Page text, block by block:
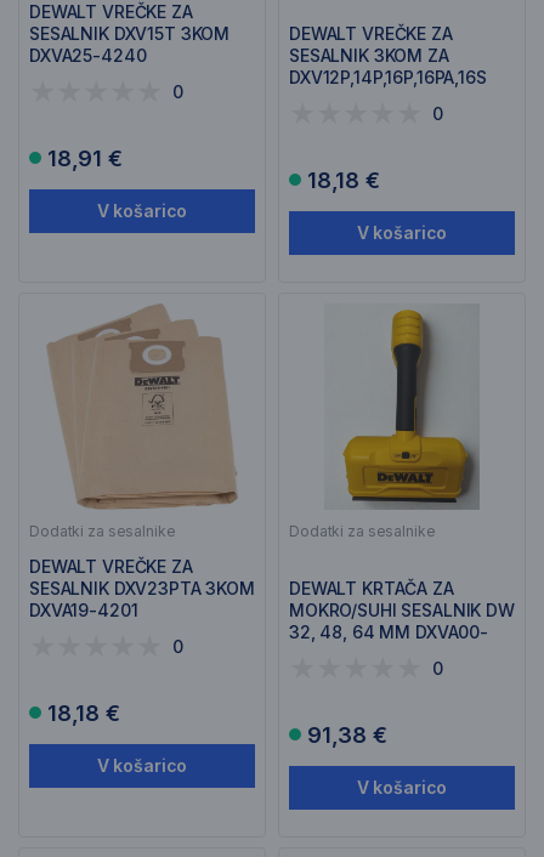
DEWALT VREČKE ZA
SESALNIK DXV15T 3KOM
DXVA25-4240
0
18,91 €
V košarico
DEWALT VREČKE ZA
SESALNIK 3KOM ZA
DXV12P,14P,16P,16PA,16S
0
18,18 €
V košarico
Dodatki za sesalnike
DEWALT VREČKE ZA
SESALNIK DXV23PTA 3KOM
DXVA19-4201
0
18,18 €
V košarico
Dodatki za sesalnike
DEWALT KRTAČA ZA
MOKRO/SUHI SESALNIK DW
32, 48, 64 MM DXVA00-
0
91,38 €
V košarico